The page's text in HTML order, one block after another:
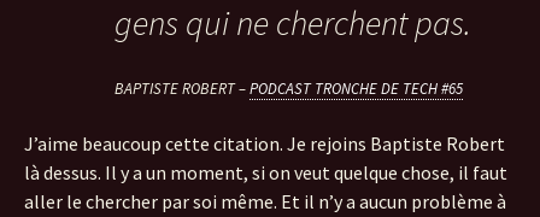
gens qui ne cherchent pas.
BAPTISTE ROBERT –PODCAST TRONCHE DE TECH #65
J’aime beaucoup cette citation. Je rejoins Baptiste Robert
là dessus. Il y a un moment, si on veut quelque chose, il faut
aller le chercher par soi même. Et il n’y a aucun problème à